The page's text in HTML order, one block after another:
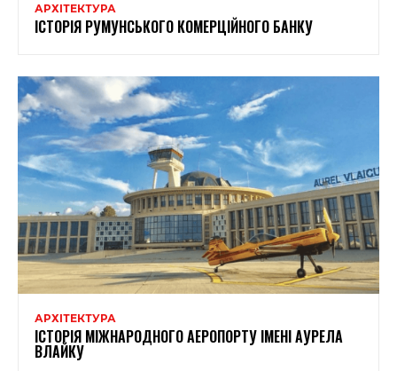
АРХІТЕКТУРА
ІСТОРІЯ РУМУНСЬКОГО КОМЕРЦІЙНОГО БАНКУ
АРХІТЕКТУРА
ІСТОРІЯ МІЖНАРОДНОГО АЕРОПОРТУ ІМЕНІ АУРЕЛА
ВЛАЙКУ